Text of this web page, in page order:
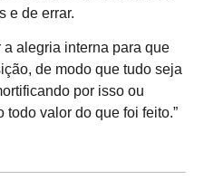
e de errar.
interna para que
de modo que tudo seja
por isso ou
valor do que foi feito.”